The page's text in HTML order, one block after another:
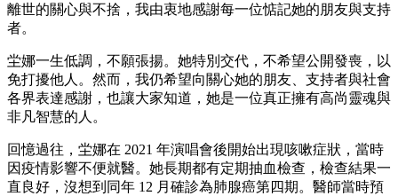
離世的關⼼與不捨，我由衷地感謝每⼀位惦記她的朋友與⽀持
者。
坣娜⼀⽣低調，不願張揚。她特別交代，不希望公開發喪，以
免打擾他⼈。然⽽，我仍希望向關⼼她的朋友、⽀持者與社會
各界表達感謝，也讓⼤家知道，她是⼀位真正擁有⾼尚靈魂與
非凡智慧的⼈。
回憶過往，坣娜在 2021 年演唱會後開始出現咳嗽症狀，當時
因疫情影響不便就醫。她長期都有定期抽⾎檢查，檢查結果⼀
直良好，沒想到同年 12 ⽉確診為肺腺癌第四期。醫師當時預